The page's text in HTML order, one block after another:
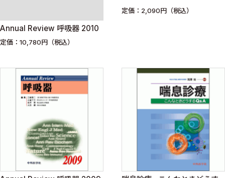
Annual Review 呼吸器 2010
定価：10,780円（税込）
定価：2,090円（税込）